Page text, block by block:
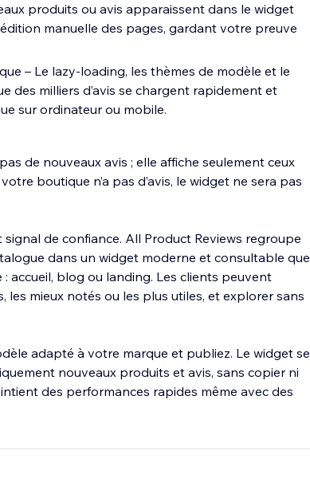
produits ou avis apparaissent dans le widget
manuelle des pages, gardant votre preuve
– Le lazy-loading, les thèmes de modèle et le
des milliers d’avis se chargent rapidement et
sur ordinateur ou mobile.
de nouveaux avis ; elle affiche seulement ceux
boutique n’a pas d’avis, le widget ne sera pas
de confiance. All Product Reviews regroupe
dans un widget moderne et consultable que
accueil, blog ou landing. Les clients peuvent
mieux notés ou les plus utiles, et explorer sans
adapté à votre marque et publiez. Le widget se
nouveaux produits et avis, sans copier ni
des performances rapides même avec des